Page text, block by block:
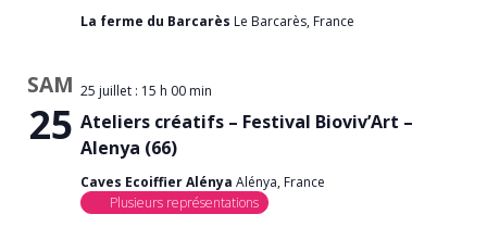
La ferme du Barcarès Le Barcarès, France
SAM
25 Ateliers créatifs – Festival Bioviv’Art –
Alenya (66)
25 juillet : 15 h 00 min
Caves Ecoiffier Alénya Alénya, France
Plusieurs représentations